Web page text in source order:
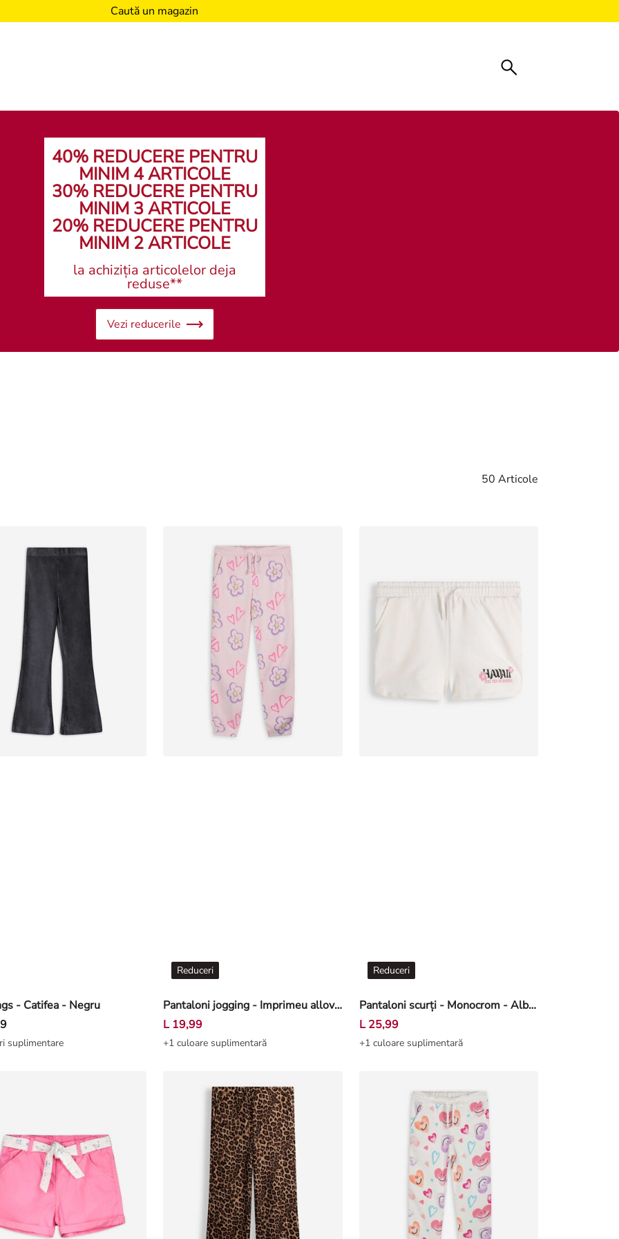
Caută un magazin
40% REDUCERE PENTRU
MINIM 4 ARTICOLE
30% REDUCERE PENTRU
MINIM 3 ARTICOLE
20% REDUCERE PENTRU
MINIM 2 ARTICOLE
la achiziția articolelor deja
reduse**
Vezi reducerile
50 Articole
- Catifea - Negru
suplimentare
Pantaloni jogging - Imprimeu allover - Roz deschis
Reduceri
L 19,99
+1 culoare suplimentară
Pantaloni scurți - Monocrom - Alb-crem deschis
Reduceri
L 25,99
+1 culoare suplimentară